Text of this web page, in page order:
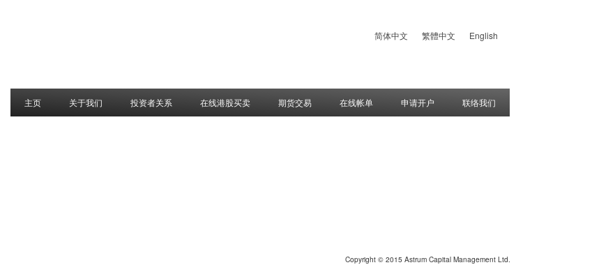
简体中文 繁體中文 English
主页 关于我们 投资者关系 在线港股买卖 期货交易 在线帐单 申请开户 联络我们
Copyright © 2015 Astrum Capital Management Ltd.